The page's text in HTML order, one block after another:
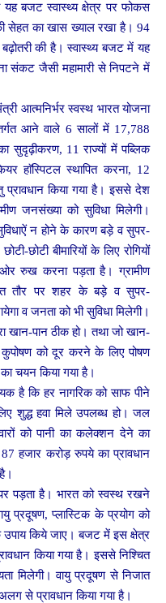
बजट स्वास्थ्य क्षेत्र पर फोकस
सेहत का खास ख्याल रखा है। 94
की है। स्वास्थ्य बजट में यह
संकट जैसी महामारी से निपटने में
आत्मनिर्भर स्वस्थ भारत योजना
आने वाले 6 सालों में 17,788
सुदृढ़ीकरण, 11 राज्यों में पब्लिक
हाॅस्पिटल स्थापित करना, 12
प्रावधान किया गया है। इससे देश
जनसंख्या को सुविधा मिलेगी।
न होने के कारण बड़े व सुपर-
छोटी बीमारियों के लिए रोगियों
रुख करना पड़ता है। ग्रामीण
तौर पर शहर के बड़े व सुपर-
व जनता को भी सुविधा मिलेगी।
खान-पान ठीक हो। तथा जो खान-
को दूर करने के लिए पोषण
चयन किया गया है।
है कि हर नागरिक को साफ पीने
शुद्ध हवा मिले उपलब्ध हो। जल
को पानी का कलेक्शन देने का
हजार करोड़ रुपये का प्रावधान
पड़ता है। भारत को स्वस्थ रखने
प्रदूषण, प्लास्टिक के प्रयोग को
किये जाए। बजट में इस क्षेत्र
किया गया है। इससे निश्चित
मिलेगी। वायु प्रदूषण से निजात
से प्रावधान किया गया है।